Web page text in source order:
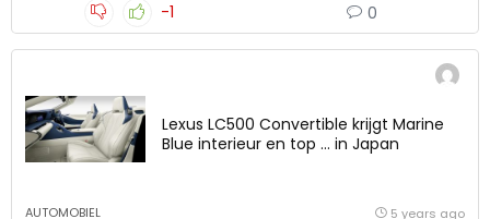
-1 0
Lexus LC500 Convertible krijgt Marine
Blue interieur en top … in Japan
AUTOMOBIEL 5 years ago